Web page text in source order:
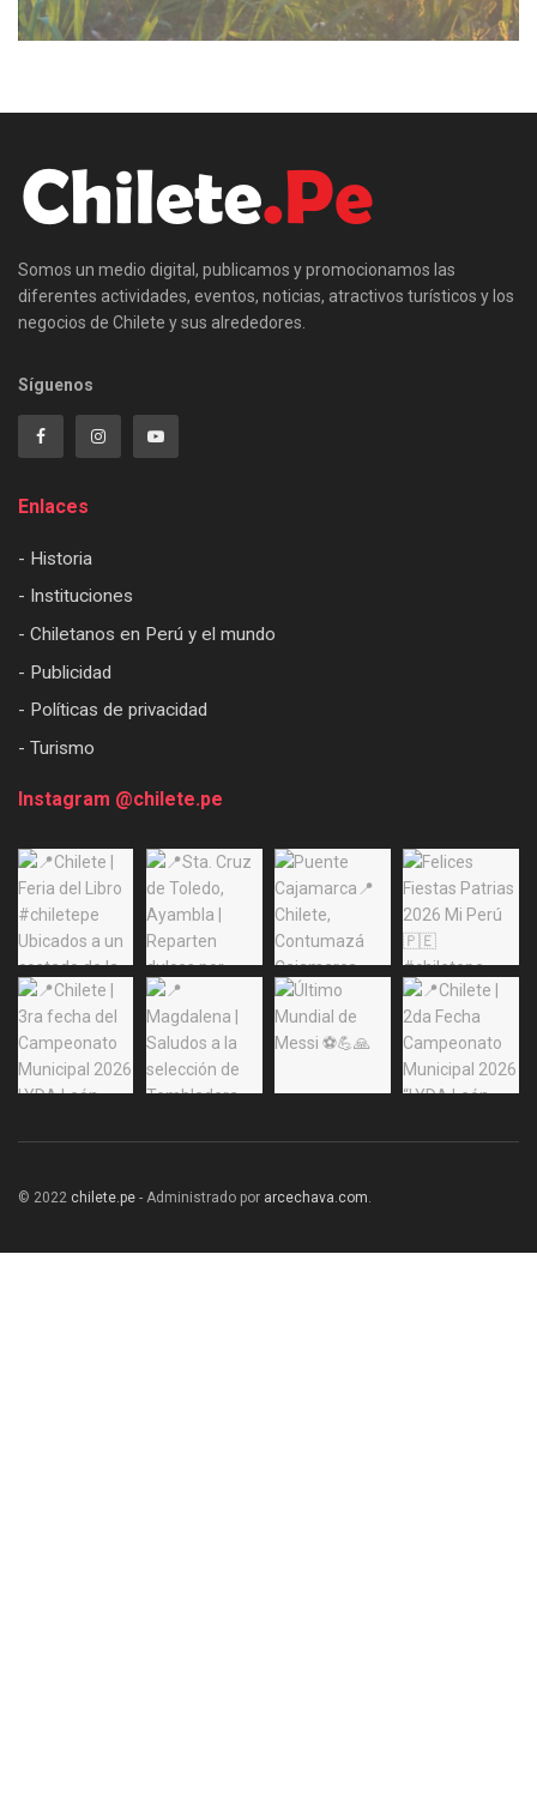
Somos un medio digital, publicamos y promocionamos las
diferentes actividades, eventos, noticias, atractivos turísticos y los
negocios de Chilete y sus alrededores.
Síguenos
Enlaces
- Historia
- Instituciones
- Chiletanos en Perú y el mundo
- Publicidad
- Políticas de privacidad
- Turismo
Instagram @chilete.pe
© 2022 chilete.pe - Administrado por arcechava.com.